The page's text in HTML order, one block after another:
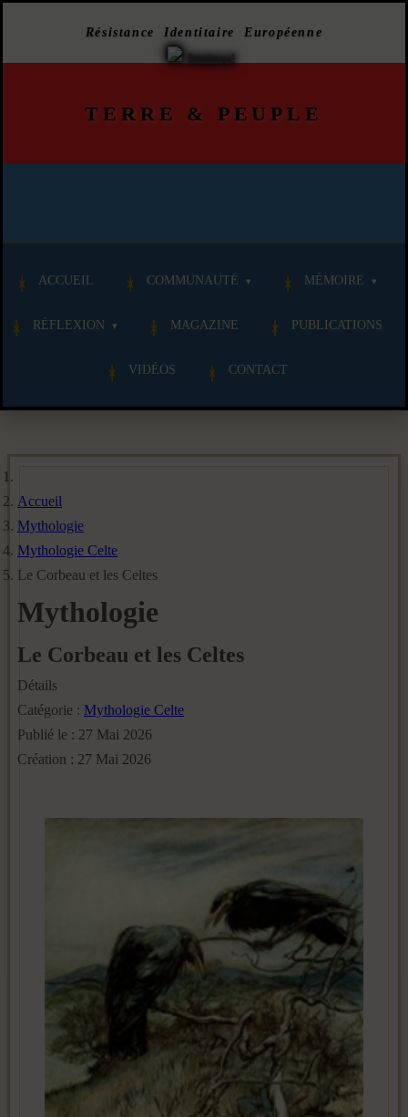
Résistance Identitaire Européenne
TERRE & PEUPLE
ACCUEIL COMMUNAUTÉ MÉMOIRE
RÉFLEXION MAGAZINE PUBLICATIONS
VIDÉOS CONTACT
Accueil
Mythologie
Mythologie Celte
Le Corbeau et les Celtes
Mythologie
Le Corbeau et les Celtes
Détails
Catégorie : Mythologie Celte
Publié le : 27 Mai 2026
Création : 27 Mai 2026